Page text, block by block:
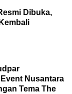
Dibuka,
Nusantara
Tema The